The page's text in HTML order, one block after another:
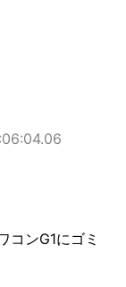
コンG1にゴミ